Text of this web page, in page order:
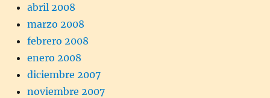
abril 2008
marzo 2008
febrero 2008
enero 2008
diciembre 2007
noviembre 2007